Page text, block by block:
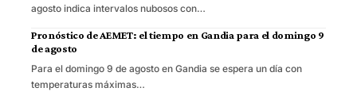
agosto indica intervalos nubosos con…
Pronóstico de AEMET: el tiempo en Gandia para el domingo 9
de agosto
Para el domingo 9 de agosto en Gandia se espera un día con
temperaturas máximas…